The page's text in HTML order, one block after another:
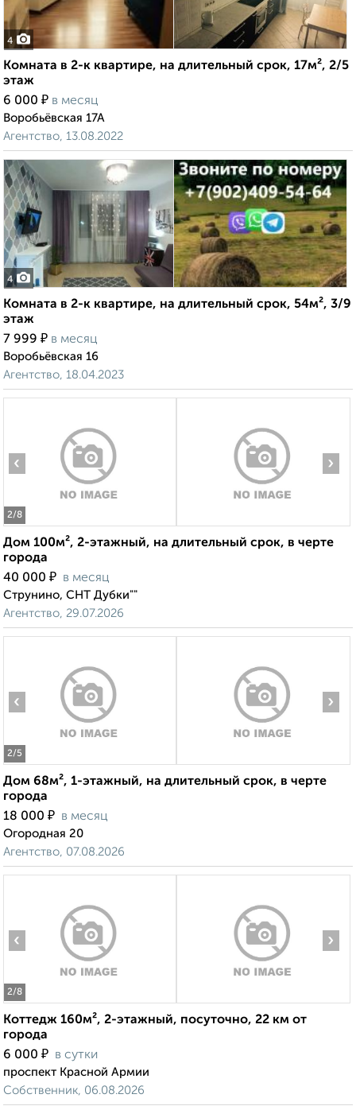
4
Комната в 2-к квартире, на длительный срок, 17м², 2/5
этаж
6 000 ₽ в месяц
Воробьёвская 17А
Агентство, 13.08.2022
4
Комната в 2-к квартире, на длительный срок, 54м², 3/9
этаж
7 999 ₽ в месяц
Воробьёвская 16
Агентство, 18.04.2023
2/8
‹ ›
Дом 100м², 2-этажный, на длительный срок, в черте
города
40 000 ₽ в месяц
Струнино, СНТ Дубки""
Агентство, 29.07.2026
2/5
‹ ›
Дом 68м², 1-этажный, на длительный срок, в черте
города
18 000 ₽ в месяц
Огородная 20
Агентство, 07.08.2026
2/8
‹ ›
Коттедж 160м², 2-этажный, посуточно, 22 км от
города
6 000 ₽ в сутки
проспект Красной Армии
Собственник, 06.08.2026